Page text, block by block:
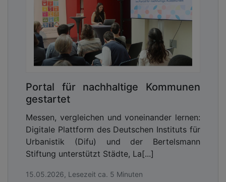
Portal für nachhaltige Kommunen
gestartet
Messen, vergleichen und voneinander lernen:
Digitale Plattform des Deutschen Instituts für
Urbanistik (Difu) und der Bertelsmann
Stiftung unterstützt Städte, La[...]
15.05.2026, Lesezeit ca. 5 Minuten